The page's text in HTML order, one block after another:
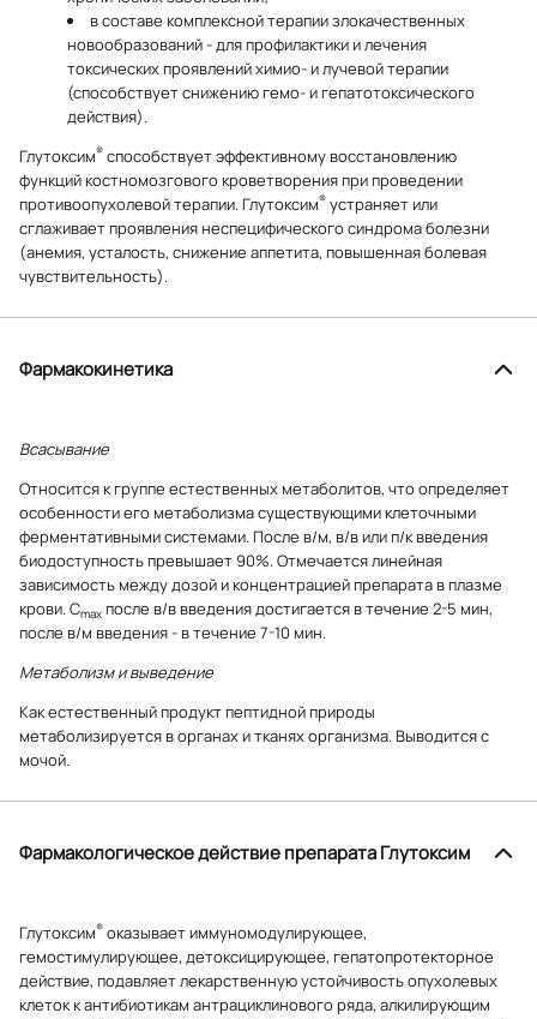
в составе комплексной терапии злокачественных
новообразований - для профилактики и лечения
токсических проявлений химио- и лучевой терапии
(способствует снижению гемо- и гепатотоксического
действия).
Глутоксим® способствует эффективному восстановлению
функций костномозгового кроветворения при проведении
противоопухолевой терапии. Глутоксим® устраняет или
сглаживает проявления неспецифического синдрома болезни
(анемия, усталость, снижение аппетита, повышенная болевая
чувствительность).
Фармакокинетика
Всасывание
Относится к группе естественных метаболитов, что определяет
особенности его метаболизма существующими клеточными
ферментативными системами. После в/м, в/в или п/к введения
биодоступность превышает 90%. Отмечается линейная
зависимость между дозой и концентрацией препарата в плазме
крови. Cmax после в/в введения достигается в течение 2-5 мин,
после в/м введения - в течение 7-10 мин.
Метаболизм и выведение
Как естественный продукт пептидной природы
метаболизируется в органах и тканях организма. Выводится с
мочой.
Фармакологическое действие препарата Глутоксим
Глутоксим® оказывает иммуномодулирующее,
гемостимулирующее, детоксицирующее, гепатопротекторное
действие, подавляет лекарственную устойчивость опухолевых
клеток к антибиотикам антрациклинового ряда, алкилирующим